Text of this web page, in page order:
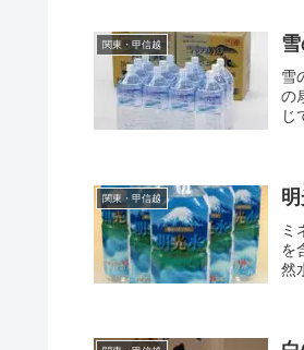
関東・甲信越
雪
の
じ
関東・甲信越
ミ
を
然